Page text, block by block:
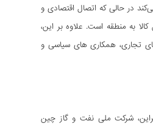
در حالی که اتصال اقتصادی و
به منطقه است. علاوه بر این،
تجاری، همکاری های سیاسی و
شرکت ملی نفت و گاز چین